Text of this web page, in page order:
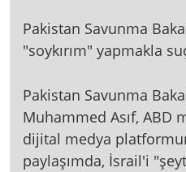
Pakistan Savunma
"soykırım" yapmakla
Pakistan Savunma
Muhammed Asıf, ABD
dijital medya
paylaşımda, İsrail'i